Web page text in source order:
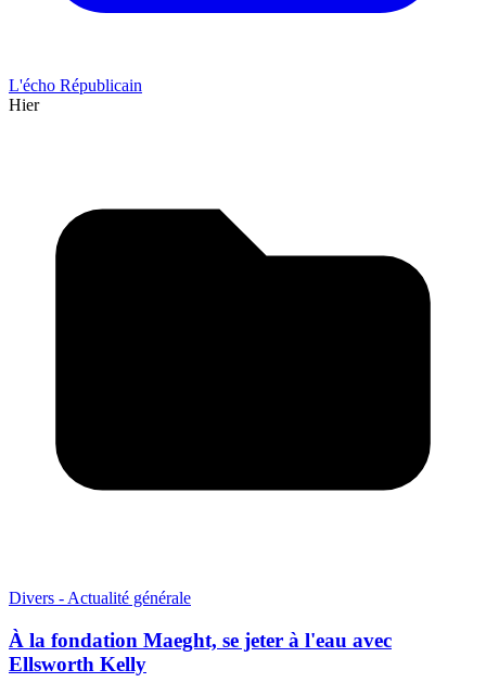
L'écho Républicain
Hier
Divers - Actualité générale
À la fondation Maeght, se jeter à l'eau avec
Ellsworth Kelly